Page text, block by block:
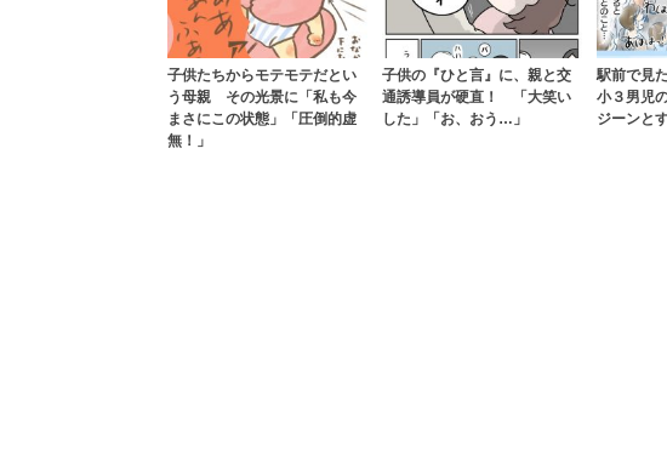
子供たちからモテモテだとい
う母親 その光景に「私も今
まさにこの状態」「圧倒的虚
無！」
子供の『ひと言』に、親と交
通誘導員が硬直！ 「大笑い
した」「お、おう…」
駅前で見
小３男児
ジーンと